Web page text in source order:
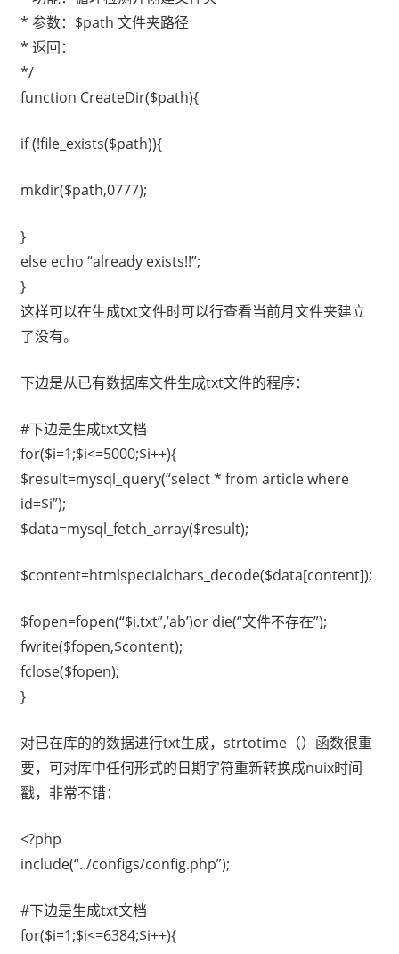
* 参数：$path 文件夹路径
* 返回：
*/
function CreateDir($path){
if (!file_exists($path)){
mkdir($path,0777);
}
else echo “already exists!!”;
}
这样可以在生成txt文件时可以行查看当前月文件夹建立
了没有。
下边是从已有数据库文件生成txt文件的程序：
#下边是生成txt文档
for($i=1;$i<=5000;$i++){
$result=mysql_query(“select * from article where
id=$i”);
$data=mysql_fetch_array($result);
$content=htmlspecialchars_decode($data[content]);
$fopen=fopen(“$i.txt”,’ab’)or die(“文件不存在”);
fwrite($fopen,$content);
fclose($fopen);
}
对已在库的的数据进行txt生成，strtotime（）函数很重
要，可对库中任何形式的日期字符重新转换成nuix时间
戳，非常不错：
<?php
include(“../configs/config.php”);
#下边是生成txt文档
for($i=1;$i<=6384;$i++){